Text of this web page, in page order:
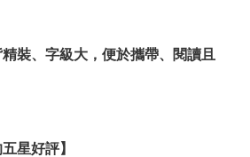
裝、字級大，便於攜帶、閱讀且
星好評】